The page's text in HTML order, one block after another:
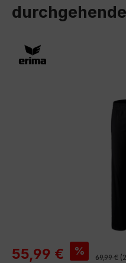
Bildergalerie überspringen
Verkaufspreis:
55,99 € %
69,99 €